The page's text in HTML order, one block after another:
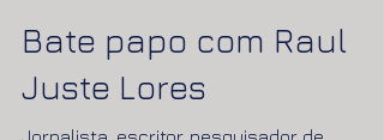
27 de fev. de 2020
Bate papo com Raul